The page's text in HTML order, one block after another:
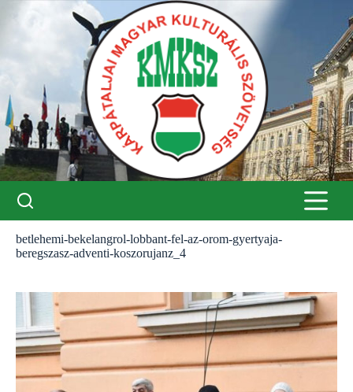
betlehemi-bekelangrol-lobbant-fel-az-orom-gyertyaja-
beregszasz-adventi-koszorujanz_4